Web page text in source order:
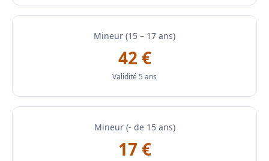
Mineur (15 – 17 ans)
42 €
Validité 5 ans
Mineur (- de 15 ans)
17 €